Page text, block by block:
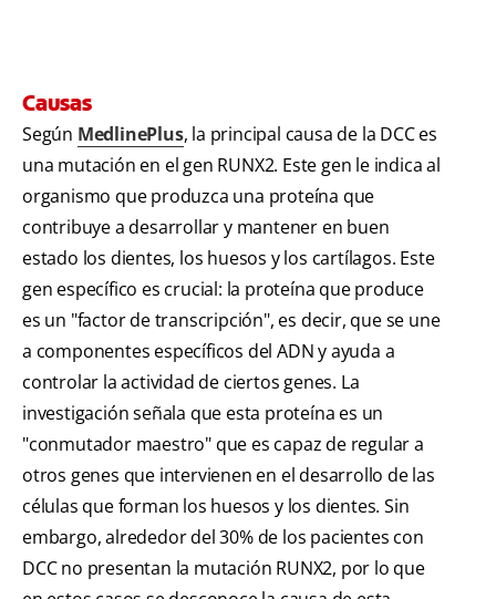
Causas
Según MedlinePlus, la principal causa de la DCC es
una mutación en el gen RUNX2. Este gen le indica al
organismo que produzca una proteína que
contribuye a desarrollar y mantener en buen
estado los dientes, los huesos y los cartílagos. Este
gen específico es crucial: la proteína que produce
es un "factor de transcripción", es decir, que se une
a componentes específicos del ADN y ayuda a
controlar la actividad de ciertos genes. La
investigación señala que esta proteína es un
"conmutador maestro" que es capaz de regular a
otros genes que intervienen en el desarrollo de las
células que forman los huesos y los dientes. Sin
embargo, alrededor del 30% de los pacientes con
DCC no presentan la mutación RUNX2, por lo que